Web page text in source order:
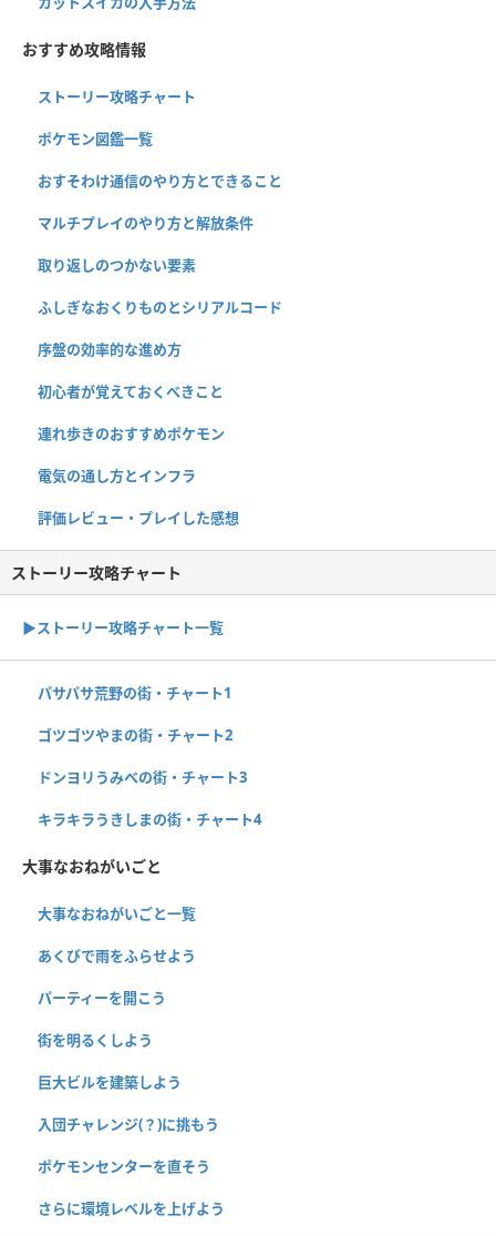
おすすめ攻略情報
ストーリー攻略チャート
ポケモン図鑑一覧
おすそわけ通信のやり方とできること
マルチプレイのやり方と解放条件
取り返しのつかない要素
ふしぎなおくりものとシリアルコード
序盤の効率的な進め方
初心者が覚えておくべきこと
連れ歩きのおすすめポケモン
電気の通し方とインフラ
評価レビュー・プレイした感想
ストーリー攻略チャート
▶ストーリー攻略チャート一覧
パサパサ荒野の街・チャート1
ゴツゴツやまの街・チャート2
ドンヨリうみべの街・チャート3
キラキラうきしまの街・チャート4
大事なおねがいごと
大事なおねがいごと一覧
あくびで雨をふらせよう
パーティーを開こう
街を明るくしよう
巨大ビルを建築しよう
入団チャレンジ(？)に挑もう
ポケモンセンターを直そう
さらに環境レベルを上げよう